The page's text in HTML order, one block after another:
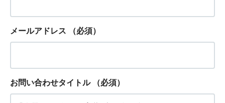
メールアドレス （必須）
お問い合わせタイトル （必須）